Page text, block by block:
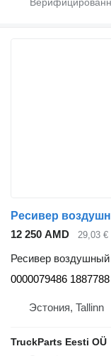
12 250 AMD 29,03 €
Ресивер воздушный
0000079486 1887788
Эстония, Tallinn
TruckParts Eesti OÜ